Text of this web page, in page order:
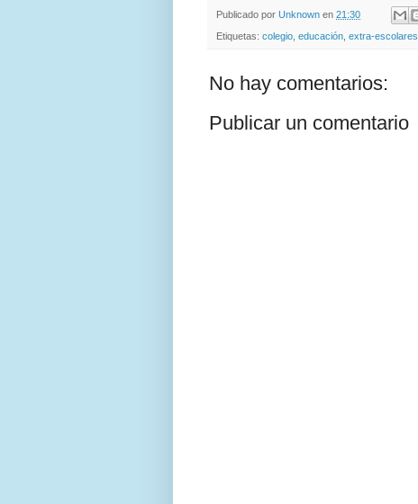
Publicado por Unknown en 21:30
Etiquetas: colegio educación extra-escolares
No hay comentarios:
Publicar un comentario